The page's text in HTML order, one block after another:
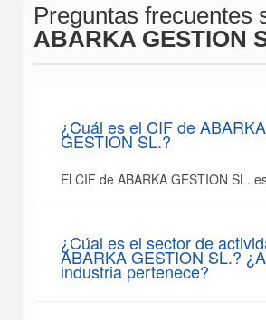
Preguntas frecuentes
ABARKA GESTION
¿Cuál es el CIF de ABARKA
GESTION SL.?
El CIF de ABARKA GESTION SL.
¿Cúal es el sector de
ABARKA GESTION SL.?
industria pertenece?